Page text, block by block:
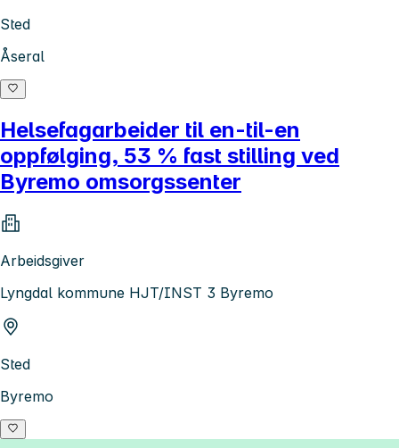
Sted
Åseral
Helsefagarbeider til en-til-en
oppfølging, 53 % fast stilling ved
Byremo omsorgssenter
Arbeidsgiver
Lyngdal kommune HJT/INST 3 Byremo
Sted
Byremo